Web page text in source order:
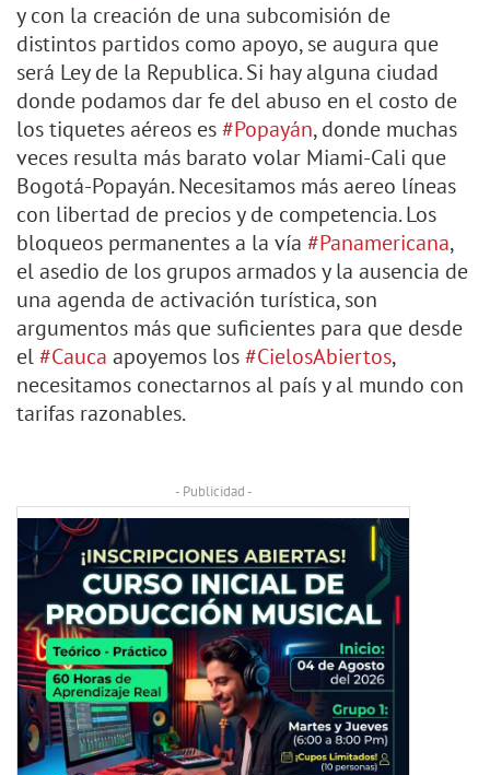
y con la creación de una subcomisión de
distintos partidos como apoyo, se augura que
será Ley de la Republica. Si hay alguna ciudad
donde podamos dar fe del abuso en el costo de
los tiquetes aéreos es#Popayán, donde muchas
veces resulta más barato volar Miami-Cali que
Bogotá-Popayán. Necesitamos más aereo líneas
con libertad de precios y de competencia. Los
bloqueos permanentes a la vía #Panamericana,
el asedio de los grupos armados y la ausencia de
una agenda de activación turística, son
argumentos más que suficientes para que desde
el#Cauca apoyemos los#CielosAbiertos,
necesitamos conectarnos al país y al mundo con
tarifas razonables.
- Publicidad -